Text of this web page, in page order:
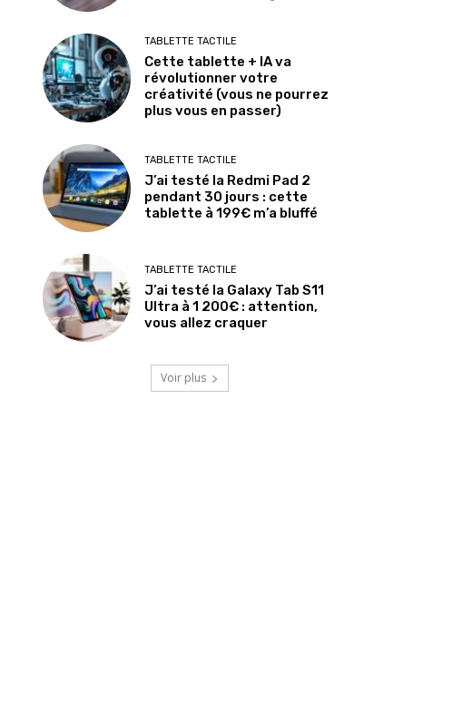
TABLETTE TACTILE
Cette tablette + IA va
révolutionner votre
créativité (vous ne pourrez
plus vous en passer)
TABLETTE TACTILE
J’ai testé la Redmi Pad 2
pendant 30 jours : cette
tablette à 199€ m’a bluffé
TABLETTE TACTILE
J’ai testé la Galaxy Tab S11
Ultra à 1 200€ : attention,
vous allez craquer
Voir plus